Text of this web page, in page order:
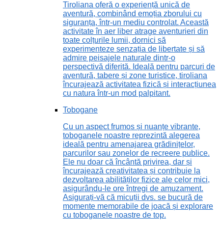
Tiroliana oferă o experiență unică de
aventură, combinând emoția zborului cu
siguranța, într-un mediu controlat. Această
activitate în aer liber atrage aventurieri din
toate colțurile lumii, dornici să
experimenteze senzația de libertate și să
admire peisajele naturale dintr-o
perspectivă diferită. Ideală pentru parcuri de
aventură, tabere și zone turistice, tiroliana
încurajează activitatea fizică și interacțiunea
cu natura într-un mod palpitant.
Tobogane
Cu un aspect frumos și nuanțe vibrante,
toboganele noastre reprezintă alegerea
ideală pentru amenajarea grădinițelor,
parcurilor sau zonelor de recreere publice.
Ele nu doar că încântă privirea, dar și
încurajează creativitatea și contribuie la
dezvoltarea abilităților fizice ale celor mici,
asigurându-le ore întregi de amuzament.
Asigurați-vă că micuții dvs. se bucură de
momente memorabile de joacă și explorare
cu toboganele noastre de top.